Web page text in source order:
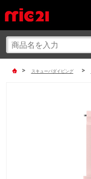
> スキューバダイビング >